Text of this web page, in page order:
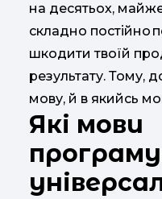
на десятьох,
складно постійно
шкодити твоїй
результату. Тому,
мову, й в якийсь
Які мови